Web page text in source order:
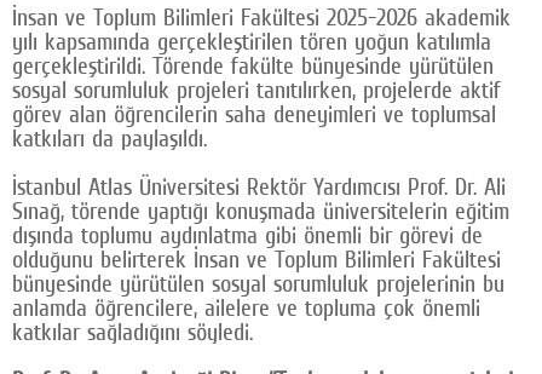
İnsan ve Toplum Bilimleri Fakültesi 2025-2026 akademik
yılı kapsamında gerçekleştirilen tören yoğun katılımla
gerçekleştirildi. Törende fakülte bünyesinde yürütülen
sosyal sorumluluk projeleri tanıtılırken, projelerde aktif
görev alan öğrencilerin saha deneyimleri ve toplumsal
katkıları da paylaşıldı.
İstanbul Atlas Üniversitesi Rektör Yardımcısı Prof. Dr. Ali
Sınağ, törende yaptığı konuşmada üniversitelerin eğitim
dışında toplumu aydınlatma gibi önemli bir görevi de
olduğunu belirterek İnsan ve Toplum Bilimleri Fakültesi
bünyesinde yürütülen sosyal sorumluluk projelerinin bu
anlamda öğrencilere, ailelere ve topluma çok önemli
katkılar sağladığını söyledi.